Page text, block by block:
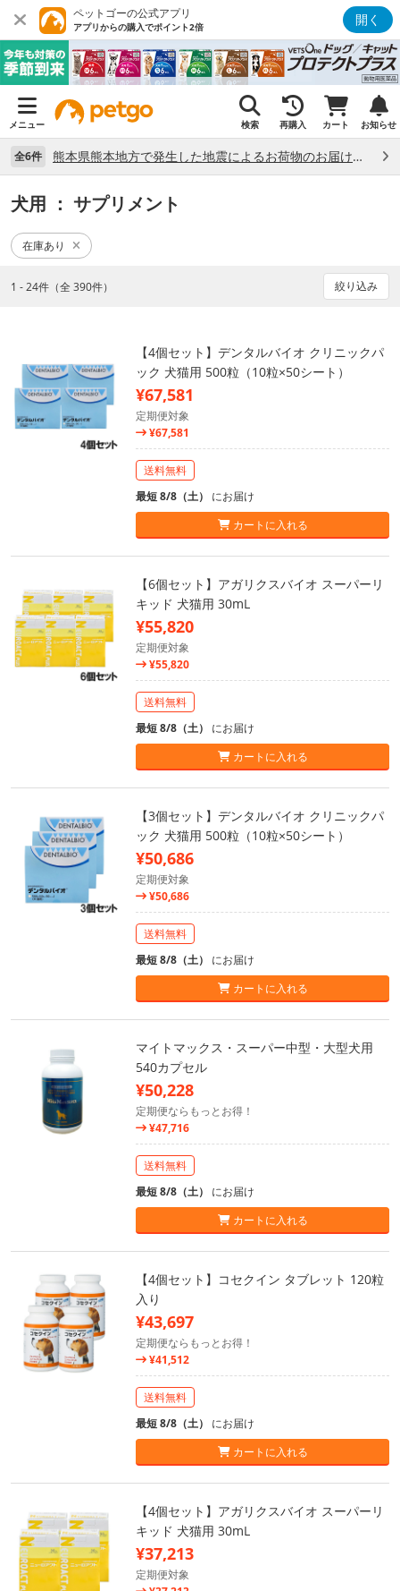
ペットゴーの公式アプリ
アプリからの購入でポイント2倍 開く
メニュー 検索 再購入 カート お知らせ
全6件 熊本県熊本地方で発生した地震によるお荷物のお届け状況について （7/28）
犬用 ： サプリメント
在庫あり
1 - 24件（全 390件） 絞り込み
【4個セット】デンタルバイオ クリニックパ
ック 犬猫用 500粒（10粒×50シート）
¥67,581
定期便対象
¥67,581
送料無料
最短 8/8（土） にお届け
カートに入れる
【6個セット】アガリクスバイオ スーパーリ
キッド 犬猫用 30mL
¥55,820
定期便対象
¥55,820
送料無料
最短 8/8（土） にお届け
カートに入れる
【3個セット】デンタルバイオ クリニックパ
ック 犬猫用 500粒（10粒×50シート）
¥50,686
定期便対象
¥50,686
送料無料
最短 8/8（土） にお届け
カートに入れる
マイトマックス・スーパー中型・大型犬用
540カプセル
¥50,228
定期便ならもっとお得！
¥47,716
送料無料
最短 8/8（土） にお届け
カートに入れる
【4個セット】コセクイン タブレット 120粒
入り
¥43,697
定期便ならもっとお得！
¥41,512
送料無料
最短 8/8（土） にお届け
カートに入れる
【4個セット】アガリクスバイオ スーパーリ
キッド 犬猫用 30mL
¥37,213
定期便対象